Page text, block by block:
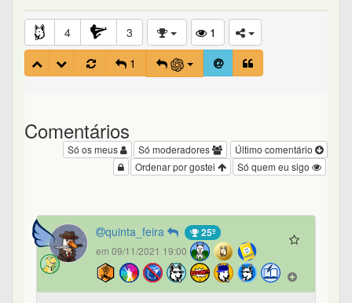
4 3
1
1
Comentários
Último comentário
Só moderadores
Só os meus
Só quem eu sigo
Ordenar por gostei
quinta_feira 25º
em 09/11/2021 19:00